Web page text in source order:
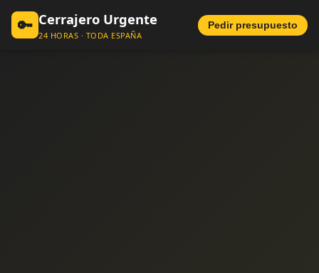
🔑 Cerrajero Urgente
24 HORAS · TODA ESPAÑA
Pedir presupuesto